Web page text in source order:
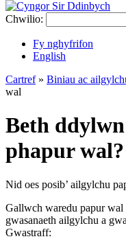
Chwilio:
Fy nghyfrifon
English
Cartref» Biniau ac
wal
Beth
phapur wal?
Nid oes posib’ ailgylchu
Gallwch waredu papur
gwasanaeth ailgylchu a
Gwastraff: